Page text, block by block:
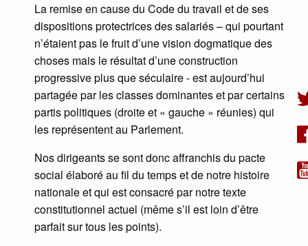
La remise en cause du Code du travail et de ses
dispositions protectrices des salariés – qui pourtant
n’étaient pas le fruit d’une vision dogmatique des
choses mais le résultat d’une construction
progressive plus que séculaire - est aujourd’hui
partagée par les classes dominantes et par certains
partis politiques (droite et « gauche » réunies) qui
les représentent au Parlement.
Nos dirigeants se sont donc affranchis du pacte
social élaboré au fil du temps et de notre histoire
nationale et qui est consacré par notre texte
constitutionnel actuel (même s’il est loin d’être
parfait sur tous les points).